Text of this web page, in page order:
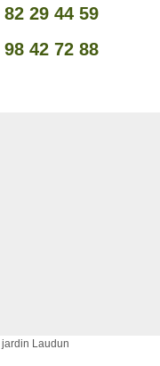
82 29 44 59
98 42 72 88
Laudun